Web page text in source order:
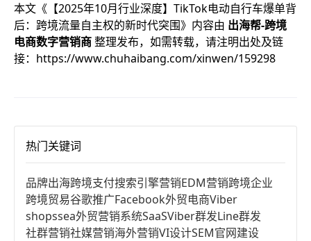
本文《 【2025年10月行业深度】TikTok电动自行车爆单背
后：跨境流量自主权的新时代突围》内容由 出海帮-跨境
电商数字营销商整理发布，如需转载，请注明出处及链
接： https://www.chuhaibang.com/xinwen/159298
热门关键词
品牌出海跨境支付搜索引擎营销EDM营销跨境企业
跨境贸易谷歌推广Facebook外贸电商Viber
shopssea外贸营销系统SaaSViber群发Line群发
社群营销社媒营销海外营销VI设计SEM官网建设